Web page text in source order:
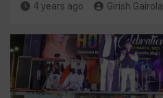
4 years ago Girish Gairola